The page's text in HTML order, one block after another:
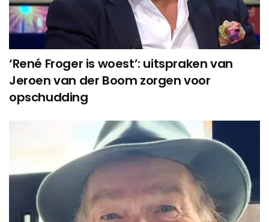
‘René Froger is woest’: uitspraken van
Jeroen van der Boom zorgen voor
opschudding